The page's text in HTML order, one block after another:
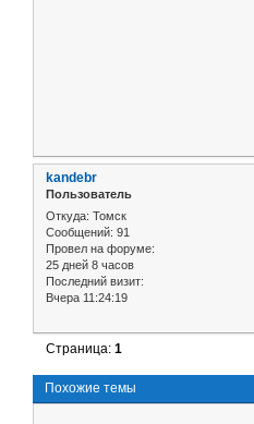
kandebr
Пользователь
Откуда: Томск
Сообщений: 91
Провел на форуме:
25 дней 8 часов
Последний визит:
Вчера 11:24:19
Страница:1
Похожие темы